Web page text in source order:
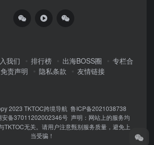
我们 排行榜 出海BOSS圈
专栏合
免责声明 隐私条款 友情链接
2023 TKTOC跨境导航 鲁ICP备2021038738
安备37011202002346号 声明：网站上的服务均
TKTOC无关。请用户注意甄别服务质量，避免上
当受骗！